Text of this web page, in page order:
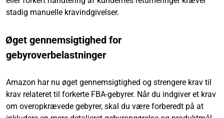
stadig manuelle kravindgivelser.
Øget gennemsigtighed for
gebyroverbelastninger
Amazon har nu øget gennemsigtighed og strengere krav til
krav relateret til forkerte FBA-gebyrer. Når du indgiver et krav
om overopkrævede gebyrer, skal du være forberedt på at